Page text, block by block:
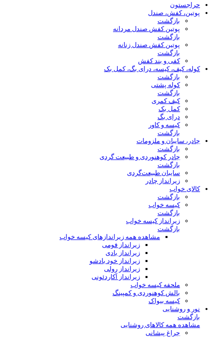
حراجستون
پوتین، کفش، صندل
بازگشت
پوتین کفش صندل مردانه
بازگشت
پوتین کفش صندل زنانه
بازگشت
کفی و بند کفش
کوله، کیف، کیسه، درای بگ، کمل بک
بازگشت
کوله پشتی
بازگشت
کیف کمری
کمل بک
درای بگ
کیسه و کاور
بازگشت
چادر، سایبان و ملزومات
بازگشت
چادر کوهنوردی و طبیعت گردی
بازگشت
سایبان طبیعت‌گردی
زیرانداز چادر
کالای خواب
بازگشت
کیسه خواب
بازگشت
زیرانداز کیسه خواب
بازگشت
مشاهده همه زیراندازهای کیسه خواب
زیرانداز فومی
زیرانداز بادی
زیرانداز خود بادشو
زیرانداز رولی
زیرانداز آکاردئونی
ملحفه کیسه خواب
بالش کوهنوردی و کمپینگ
کیسه بیواک
نور و روشنایی
بازگشت
مشاهده همه کالاهای روشنایی
چراغ پیشانی